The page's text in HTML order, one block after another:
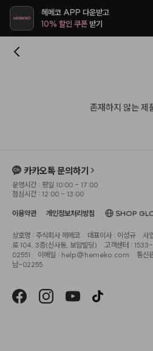
헤메코 APP 다운받고
10% 할인 쿠폰받기
존재하지 않는 제
카카오톡 문의하기
운영시간 : 평일 10:00 - 17:00
점심시간 : 12:00 - 13:00
이용약관 개인정보처리방침 SHOP
상호명 : 주식회사 헤메코 대표이사 : 이성규
사
로 104, 3층(신사동, 보암빌딩)
고객센터 :
02551
이메일 : help@hemeko.com
통신
남-02255